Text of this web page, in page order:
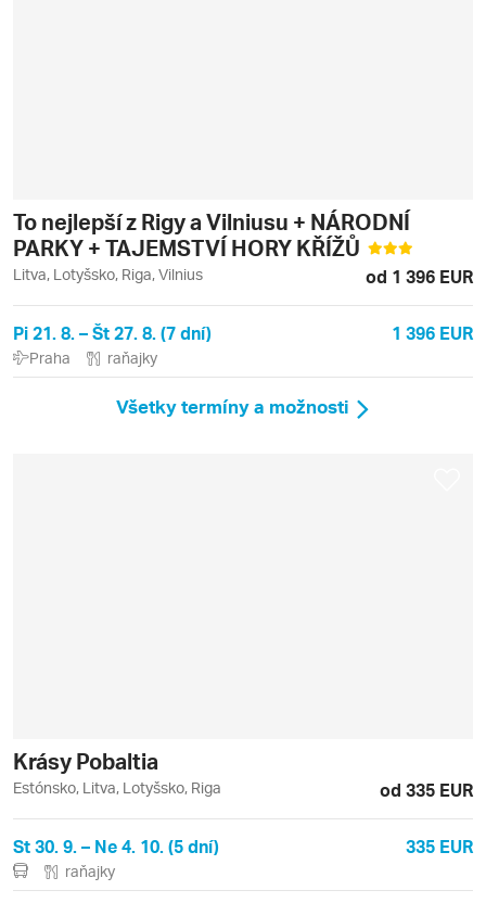
To nejlepší z Rigy a Vilniusu + NÁRODNÍ
PARKY + TAJEMSTVÍ HORY KŘÍŽŮ
Litva, Lotyšsko, Riga, Vilnius od 1 396 EUR
Pi 21. 8. – Št 27. 8. (7 dní) 1 396 EUR
Praha raňajky
Všetky termíny a možnosti
Krásy Pobaltia
Estónsko, Litva, Lotyšsko, Riga od 335 EUR
St 30. 9. – Ne 4. 10. (5 dní) 335 EUR
raňajky